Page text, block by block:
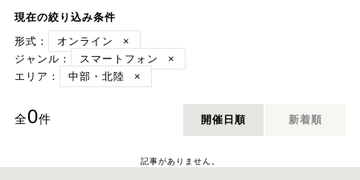
現在の絞り込み条件
形式：
オンライン
×
ジャンル：
スマートフォン
×
エリア：
中部・北陸 ×
全0件 開催日順 新着順
記事がありません。